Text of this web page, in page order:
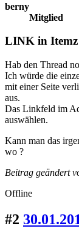
berny
Mitglied
LINK in Itemz
Hab den Thread
Ich würde die
mit einer Seite
aus.
Das Linkfeld im
auswählen.
Kann man das
wo ?
Beitrag geändert
Offline
#2